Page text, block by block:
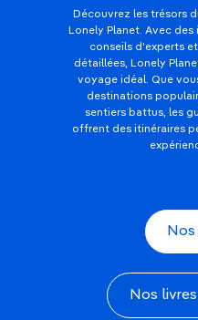
Découvrez les trésors
Lonely Planet. Avec
conseils d'experts
détaillées, Lonely
voyage idéal. Que
destinations
sentiers battus, les
offrent des itinéraires
Nos
Nos